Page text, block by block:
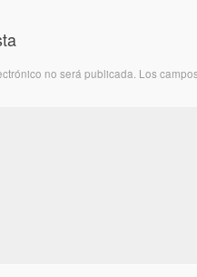
no será publicada. Los